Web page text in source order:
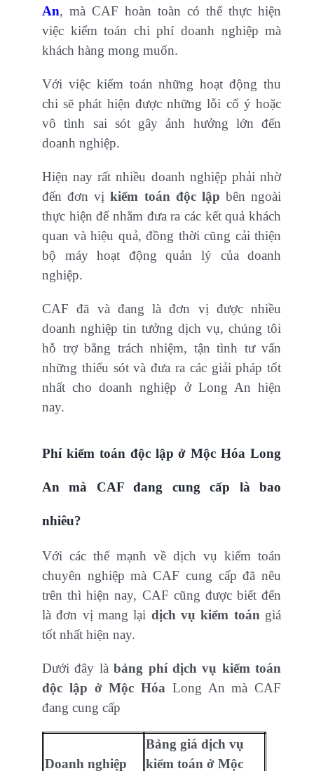
An, mà CAF hoàn toàn có thể thực hiện
việc kiểm toán chi phí doanh nghiệp mà
khách hàng mong muốn.
Với việc kiểm toán những hoạt động thu
chi sẽ phát hiện được những lỗi cố ý hoặc
vô tình sai sót gây ảnh hưởng lớn đến
doanh nghiệp.
Hiện nay rất nhiều doanh nghiệp phải nhờ
đến đơn vịkiểm toán độc lập bên ngoài
thực hiện để nhằm đưa ra các kết quả khách
quan và hiệu quả, đồng thời cũng cải thiện
bộ máy hoạt động quản lý của doanh
nghiệp.
CAF đã và đang là đơn vị được nhiều
doanh nghiệp tin tưởng dịch vụ, chúng tôi
hỗ trợ bằng trách nhiệm, tận tình tư vấn
những thiếu sót và đưa ra các giải pháp tốt
nhất cho doanh nghiệp ở Long An hiện
nay.
Phí kiểm toán độc lập ở Mộc Hóa Long
An mà CAF đang cung cấp là bao
nhiêu?
Với các thế mạnh về dịch vụ kiểm toán
chuyên nghiệp mà CAF cung cấp đã nêu
trên thì hiện nay, CAF cũng được biết đến
là đơn vị mang lại dịch vụ kiểm toán giá
tốt nhất hiện nay.
Dưới đây làbảng phí dịch vụ kiểm toán
độc lập ở Mộc Hóa Long An mà CAF
đang cung cấp
Doanh nghiệp
Bảng giá dịch vụ
kiểm toán ở Mộc